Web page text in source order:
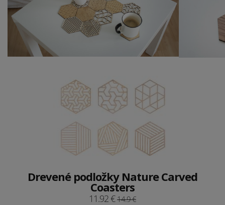
Drevené podložky Nature Carved
Coasters
11.92 €14.9 €